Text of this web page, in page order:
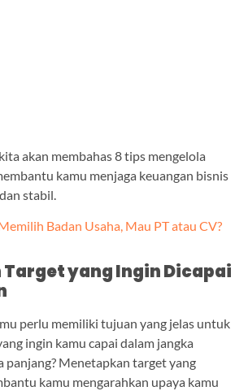
akan membahas 8 tips mengelola
kamu menjaga keuangan bisnis
stabil.
Badan Usaha, Mau PT atau CV?
Target yang Ingin Dicapai
perlu memiliki tujuan yang jelas untuk
ingin kamu capai dalam jangka
panjang? Menetapkan target yang
kamu mengarahkan upaya kamu